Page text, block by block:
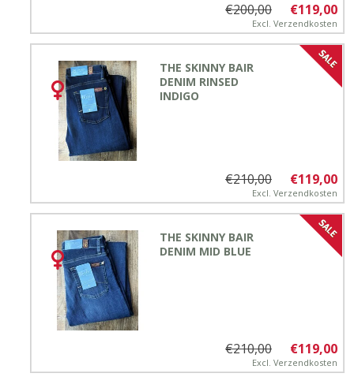
€119,00
€200,00
Excl. Verzendkosten
THE SKINNY BAIR
DENIM RINSED
INDIGO
€119,00
€210,00
Excl. Verzendkosten
THE SKINNY BAIR
DENIM MID BLUE
€119,00
€210,00
Excl. Verzendkosten